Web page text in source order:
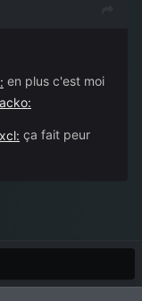
en plus c'est moi
ça fait peur